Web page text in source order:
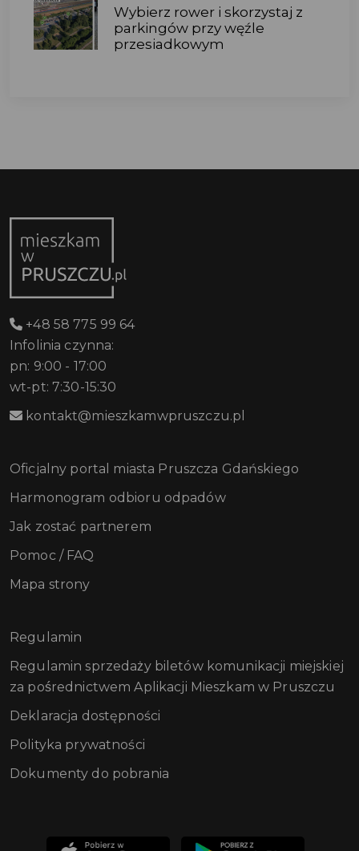
Wybierz rower i skorzystaj z
parkingów przy węźle
przesiadkowym
+48 58 775 99 64
Infolinia czynna:
pn: 9:00 - 17:00
wt-pt: 7:30-15:30
kontakt@mieszkamwpruszczu.pl
Oficjalny portal miasta Pruszcza Gdańskiego
Harmonogram odbioru odpadów
Jak zostać partnerem
Pomoc / FAQ
Mapa strony
Regulamin
Regulamin sprzedaży biletów komunikacji miejskiej
za pośrednictwem Aplikacji Mieszkam w Pruszczu
Deklaracja dostępności
Polityka prywatności
Dokumenty do pobrania